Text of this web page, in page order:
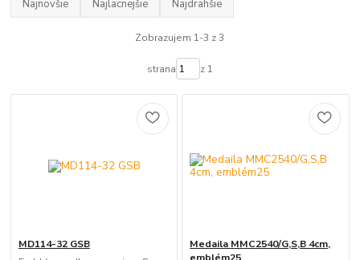
Najnovšie Najlacnejšie Najdrahšie
Zobrazujem 1-3 z 3
strana z 1
MD114-32 GSB
Medaila MMC2540/G,S,B 4cm,